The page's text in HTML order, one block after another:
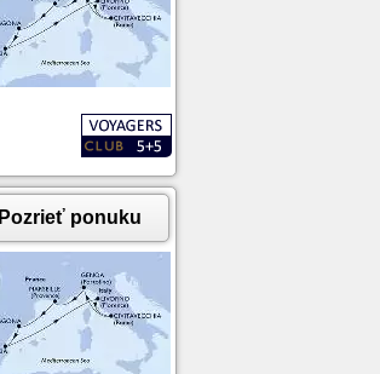
Pozrieť ponuku